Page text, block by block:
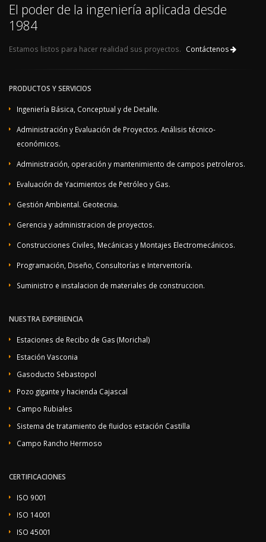
El poder de la ingeniería aplicada desde
1984
Estamos listos para hacer realidad sus proyectos. Contáctenos
PRODUCTOS Y SERVICIOS
Ingeniería Básica, Conceptual y de Detalle.
Administración y Evaluación de Proyectos. Análisis técnico-
económicos.
Administración, operación y mantenimiento de campos petroleros.
Evaluación de Yacimientos de Petróleo y Gas.
Gestión Ambiental. Geotecnia.
Gerencia y administracion de proyectos.
Construcciones Civiles, Mecánicas y Montajes Electromecánicos.
Programación, Diseño, Consultorías e Interventoría.
Suministro e instalacion de materiales de construccion.
NUESTRA EXPERIENCIA
Estaciones de Recibo de Gas (Morichal)
Estación Vasconia
Gasoducto Sebastopol
Pozo gigante y hacienda Cajascal
Campo Rubiales
Sistema de tratamiento de fluidos estación Castilla
Campo Rancho Hermoso
CERTIFICACIONES
ISO 9001
ISO 14001
ISO 45001